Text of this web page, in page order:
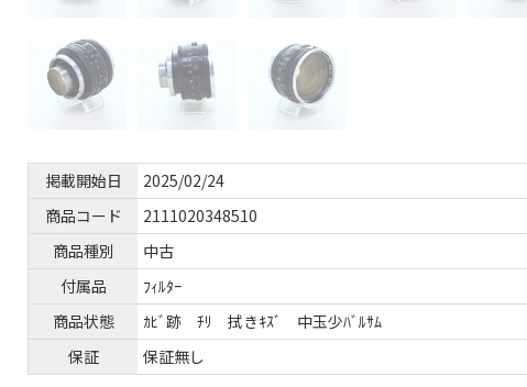
掲載開始日
2025/02/24
商品コード
2111020348510
商品種別
中古
付属品
ﾌｨﾙﾀｰ
商品状態
ｶﾋﾞ跡 ﾁﾘ 拭きｷｽﾞ 中玉少ﾊﾞﾙｻﾑ
保証
保証無し